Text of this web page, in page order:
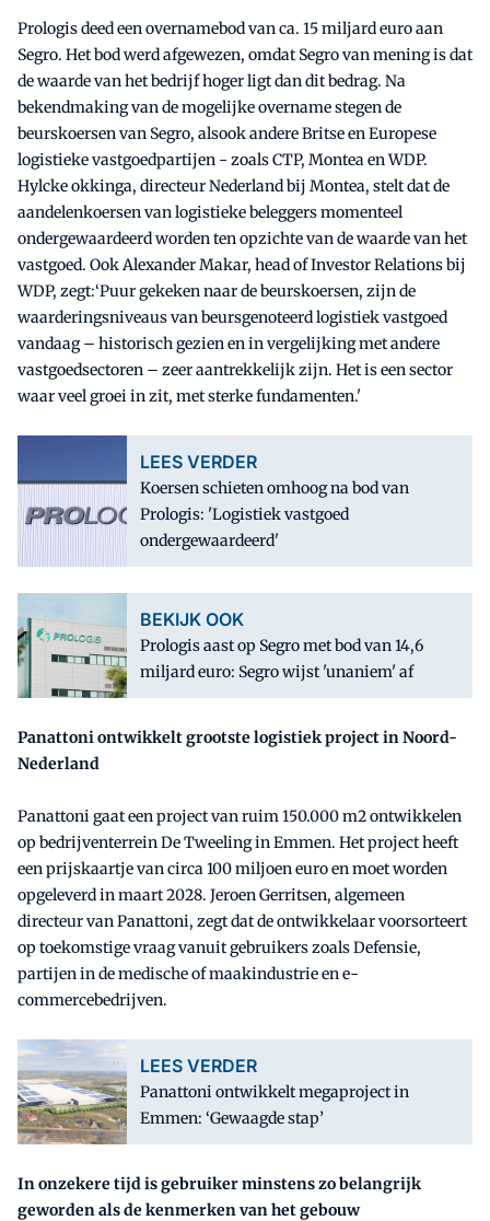
Prologis deed een overnamebod van ca. 15 miljard euro aan
Segro. Het bod werd afgewezen, omdat Segro van mening is dat
de waarde van het bedrijf hoger ligt dan dit bedrag. Na
bekendmaking van de mogelijke overname stegen de
beurskoersen van Segro, alsook andere Britse en Europese
logistieke vastgoedpartijen - zoals CTP, Montea en WDP.
Hylcke okkinga, directeur Nederland bij Montea, stelt dat de
aandelenkoersen van logistieke beleggers momenteel
ondergewaardeerd worden ten opzichte van de waarde van het
vastgoed. Ook Alexander Makar, head of Investor Relations bij
WDP, zegt:‘Puur gekeken naar de beurskoersen, zijn de
waarderingsniveaus van beursgenoteerd logistiek vastgoed
vandaag – historisch gezien en in vergelijking met andere
vastgoedsectoren – zeer aantrekkelijk zijn. Het is een sector
waar veel groei in zit, met sterke fundamenten.'
LEES VERDER
Koersen schieten omhoog na bod van
Prologis: 'Logistiek vastgoed
ondergewaardeerd'
BEKIJK OOK
Prologis aast op Segro met bod van 14,6
miljard euro: Segro wijst 'unaniem' af
Panattoni ontwikkelt grootste logistiek project in Noord-
Nederland
Panattoni gaat een project van ruim 150.000 m2 ontwikkelen
op bedrijventerrein De Tweeling in Emmen. Het project heeft
een prijskaartje van circa 100 miljoen euro en moet worden
opgeleverd in maart 2028. Jeroen Gerritsen, algemeen
directeur van Panattoni, zegt dat de ontwikkelaar voorsorteert
op toekomstige vraag vanuit gebruikers zoals Defensie,
partijen in de medische of maakindustrie en e-
commercebedrijven.
LEES VERDER
Panattoni ontwikkelt megaproject in
Emmen: ‘Gewaagde stap’
In onzekere tijd is gebruiker minstens zo belangrijk
geworden als de kenmerken van het gebouw